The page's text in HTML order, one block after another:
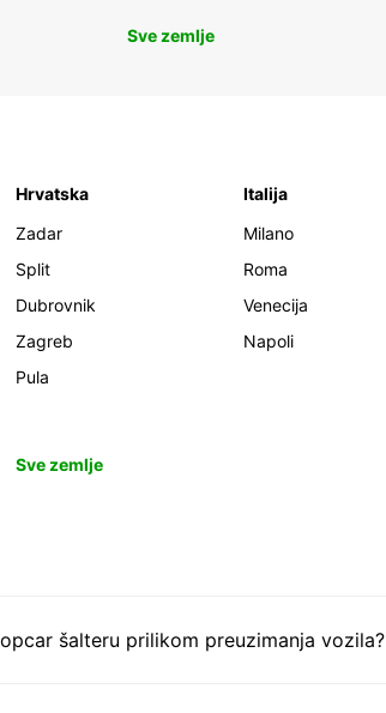
Sve zemlje
Hrvatska
Zadar
Split
Dubrovnik
Zagreb
Pula
Italija
Milano
Roma
Venecija
Napoli
Sve zemlje
šalteru prilikom preuzimanja vozila?